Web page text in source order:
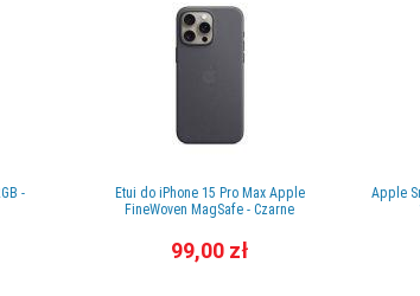
-
Etui do iPhone 15 Pro Max Apple
FineWoven MagSafe - Czarne
99,00 zł
Apple